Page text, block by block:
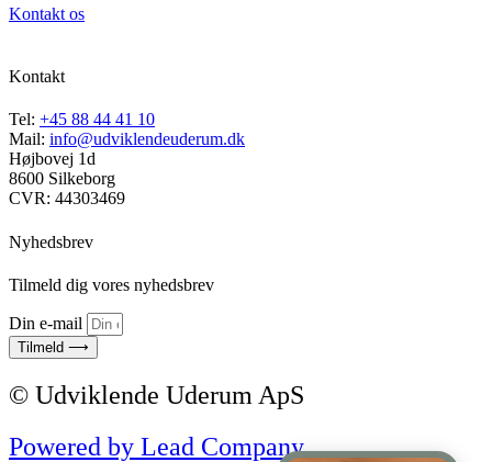
Kontakt os
Kontakt
Tel: +45 88 44 41 10
Mail: info@udviklendeuderum.dk
Højbovej 1d
8600 Silkeborg
CVR: 44303469
Nyhedsbrev
Tilmeld dig vores nyhedsbrev
Din e-mail
Tilmeld ⟶
© Udviklende Uderum ApS
Powered by Lead Company